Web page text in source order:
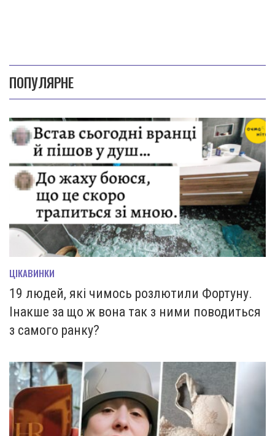
ПОПУЛЯРНЕ
ЦІКАВИНКИ
19 людей, які чимось розлютили Фортуну.
Інакше за що ж вона так з ними поводиться
з самого ранку?